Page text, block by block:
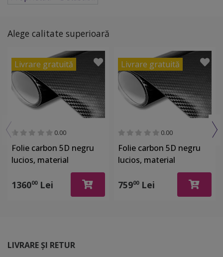
Alege calitate superioară
Livrare gratuită
0.00
Folie carbon 5D negru
lucios, material
bubblefree, rolă de 152
cm x 18 metri
136000Lei
Livrare gratuită
0.00
Folie carbon 5D negru
lucios, material
bubblefree, rolă de 152
cm x 10 metri
75900Lei
LIVRARE ȘI RETUR